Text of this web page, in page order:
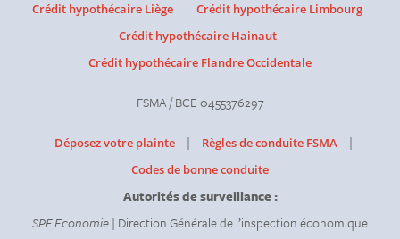
Crédit hypothécaire Liège
Crédit hypothécaire Limbourg
Crédit hypothécaire Hainaut
Crédit hypothécaire Flandre Occidentale
FSMA / BCE 0455376297
Déposez votre plainte | Règles de conduite FSMA |
Codes de bonne conduite
Autorités de surveillance :
SPF Economie| Direction Générale de l’inspection économique